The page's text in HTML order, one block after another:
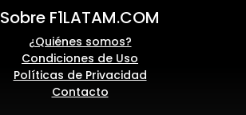
Sobre F1LATAM.COM
¿Quiénes somos?
Condiciones de Uso
Políticas de Privacidad
Contacto